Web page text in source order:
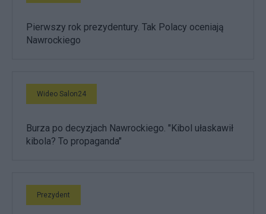
Pierwszy rok prezydentury. Tak Polacy oceniają
Nawrockiego
Wideo Salon24
Burza po decyzjach Nawrockiego. "Kibol ułaskawił
kibola? To propaganda"
Prezydent